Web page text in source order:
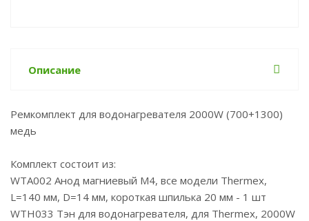
Описание
Ремкомплект для водонагревателя 2000W (700+1300)
медь
Комплект состоит из:
WTA002 Анод магниевый M4, все модели Thermex,
L=140 мм, D=14 мм, короткая шпилька 20 мм - 1 шт
WTH033 Тэн для водонагревателя, для Thermex, 2000W